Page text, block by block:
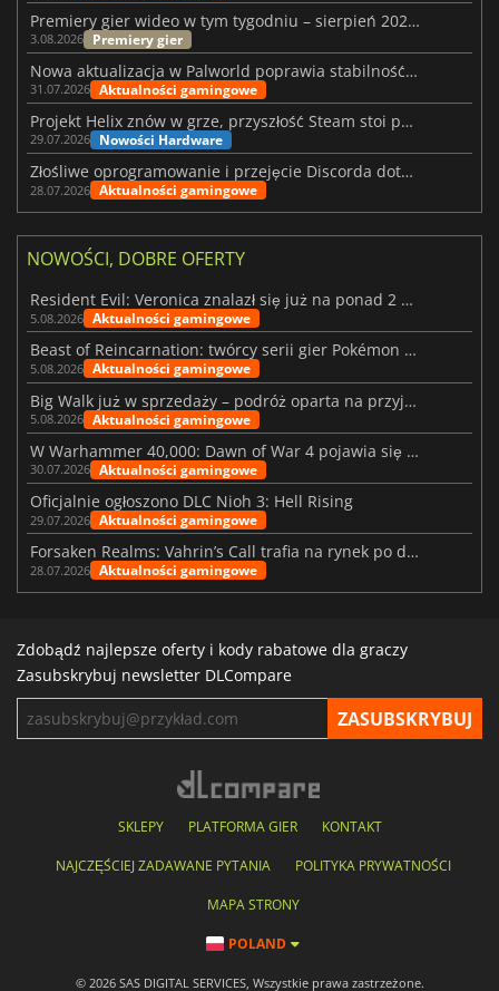
Premiery gier wideo w tym tygodniu – sierpień 2026 r. (32. tydzień)
3.08.2026 Premiery gier
Nowa aktualizacja w Palworld poprawia stabilność Sunreach i walk z bossami
31.07.2026 Aktualności gamingowe
Projekt Helix znów w grze, przyszłość Steam stoi pod znakiem zapytania
29.07.2026 Nowości Hardware
Złośliwe oprogramowanie i przejęcie Discorda dotknęły Meccha Chameleon
28.07.2026 Aktualności gamingowe
NOWOŚCI, DOBRE OFERTY
Resident Evil: Veronica znalazł się już na ponad 2 milionach list życzeń
5.08.2026 Aktualności gamingowe
Beast of Reincarnation: twórcy serii gier Pokémon wkraczają na nową ścieżkę
5.08.2026 Aktualności gamingowe
Big Walk już w sprzedaży – podróż oparta na przyjaźni
5.08.2026 Aktualności gamingowe
W Warhammer 40,000: Dawn of War 4 pojawia się frakcja Nekronów
30.07.2026 Aktualności gamingowe
Oficjalnie ogłoszono DLC Nioh 3: Hell Rising
29.07.2026 Aktualności gamingowe
Forsaken Realms: Vahrin’s Call trafia na rynek po dziesięciu latach prac
28.07.2026 Aktualności gamingowe
Zdobądź najlepsze oferty i kody rabatowe dla graczy
Zasubskrybuj newsletter DLCompare
SKLEPY PLATFORMA GIER KONTAKT
NAJCZĘŚCIEJ ZADAWANE PYTANIA POLITYKA PRYWATNOŚCI
MAPA STRONY
POLAND
© 2026 SAS DIGITAL SERVICES, Wszystkie prawa zastrzeżone.